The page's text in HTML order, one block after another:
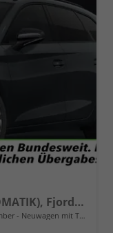
Basis 1.5 eTSI 150PS DSG (AUTOMATIK), Fjord-Blau, 18" Alu Garbi, Sitzheizung, M-Lederlenkrad beheizt, Parksensoren vorne und hinten, Adaptiver Tempomat, 3-Zonen-Climatronic, Radio 12,9" + Full Link (Navi-Funktion über Smartphone), Elektr. Heckklappe
Neuwagen mit Tageszulassung